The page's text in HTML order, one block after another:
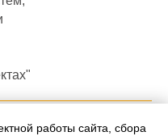
104
работы сайта, сбора